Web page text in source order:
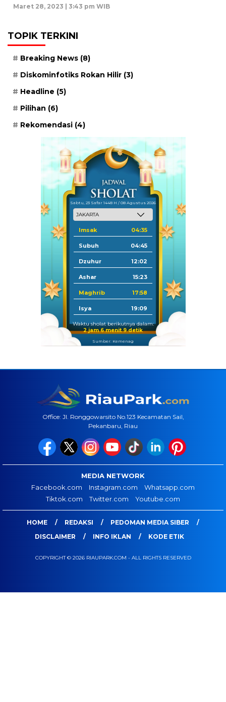
Maret 28, 2023 | 3:43 pm WIB
TOPIK TERKINI
Breaking News (8)
Diskominfotiks Rokan Hilir (3)
Headline (5)
Pilihan (6)
Rekomendasi (4)
Sabtu, 23 Safar 1448 H / 08 Agustus 2026
Imsak 04:35
Subuh 04:45
Dzuhur 12:02
Ashar 15:23
Maghrib 17:58
Isya 19:09
Waktu sholat berikutnya dalam:
2 jam 6 menit 8 detik
Sumber: Kemenag
Office: Jl. Ronggowarsito No.123 Kecamatan Sail,
Pekanbaru, Riau
MEDIA NETWORK
Facebook.com
Instagram.com
Whatsapp.com
Tiktok.com
Twitter.com Youtube.com
HOME REDAKSI
PEDOMAN MEDIA SIBER
DISCLAIMER
INFO IKLAN KODE ETIK
COPYRIGHT © 2026 RIAUPARK.COM - ALL RIGHTS RESERVED